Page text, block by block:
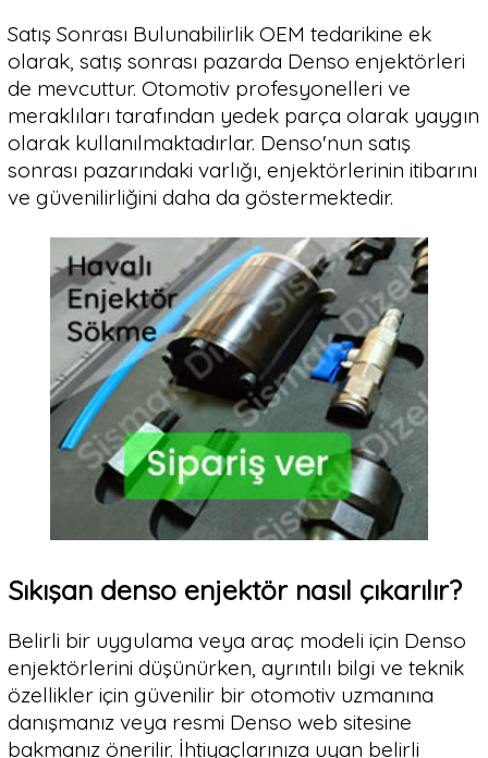
Satış Sonrası Bulunabilirlik OEM tedarikine ek
olarak, satış sonrası pazarda Denso enjektörleri
de mevcuttur. Otomotiv profesyonelleri ve
meraklıları tarafından yedek parça olarak yaygın
olarak kullanılmaktadırlar. Denso'nun satış
sonrası pazarındaki varlığı, enjektörlerinin itibarını
ve güvenilirliğini daha da göstermektedir.
Sıkışan denso enjektör nasıl çıkarılır?
Belirli bir uygulama veya araç modeli için Denso
enjektörlerini düşünürken, ayrıntılı bilgi ve teknik
özellikler için güvenilir bir otomotiv uzmanına
danışmanız veya resmi Denso web sitesine
bakmanız önerilir. İhtiyaçlarınıza uyan belirli